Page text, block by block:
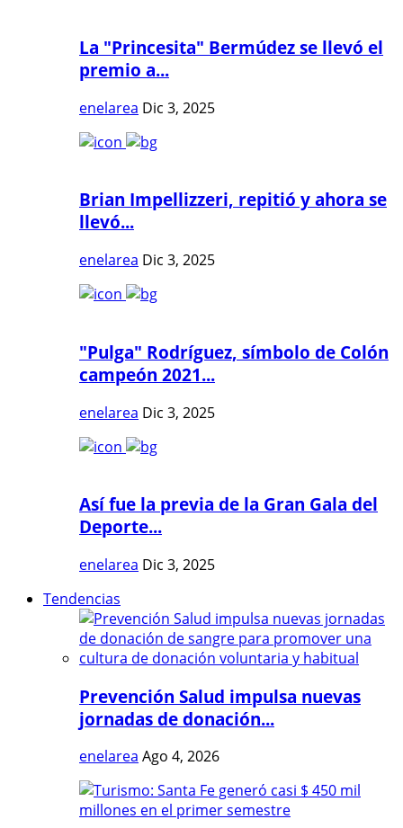
La "Princesita" Bermúdez se llevó el
premio a...
enelarea Dic 3, 2025
Brian Impellizzeri, repitió y ahora se
llevó...
enelarea Dic 3, 2025
"Pulga" Rodríguez, símbolo de Colón
campeón 2021...
enelarea Dic 3, 2025
Así fue la previa de la Gran Gala del
Deporte...
enelarea Dic 3, 2025
Tendencias
Prevención Salud impulsa nuevas
jornadas de donación...
enelarea Ago 4, 2026